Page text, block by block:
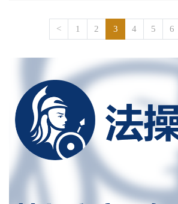
< 1 2 3 4 5 6